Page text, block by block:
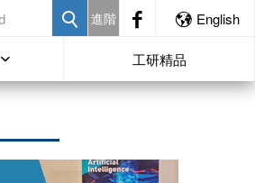
進階 English
工研精品